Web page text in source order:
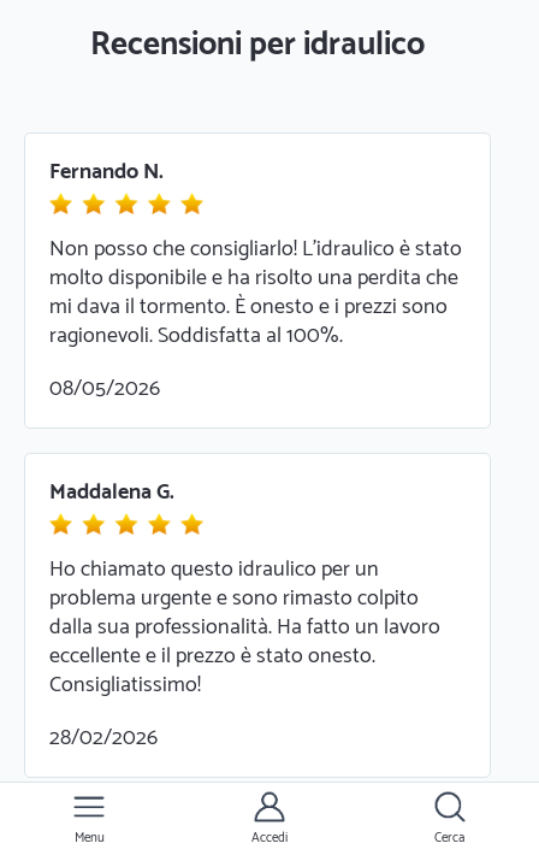
Recensioni per idraulico
Fernando N.
Non posso che consigliarlo! L'idraulico è stato
molto disponibile e ha risolto una perdita che
mi dava il tormento. È onesto e i prezzi sono
ragionevoli. Soddisfatta al 100%.
08/05/2026
Maddalena G.
Ho chiamato questo idraulico per un
problema urgente e sono rimasto colpito
dalla sua professionalità. Ha fatto un lavoro
eccellente e il prezzo è stato onesto.
Consigliatissimo!
28/02/2026
Giada T.
Menu Accedi Cerca